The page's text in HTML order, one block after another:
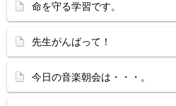
命を守る学習です。
先生がんばって！
今日の音楽朝会は・・・。